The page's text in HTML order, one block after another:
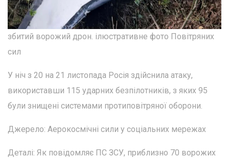
збитий ворожий дрон. ілюстративне фото Повітряних
сил
У ніч з 20 на 21 листопада Росія здійснила атаку,
використавши 115 ударних безпілотників, з яких 95
були знищені системами протиповітряної оборони.
Джерело: Аерокосмічні сили у соціальних мережах
Деталі: Як повідомляє ПС ЗСУ, приблизно 70 ворожих